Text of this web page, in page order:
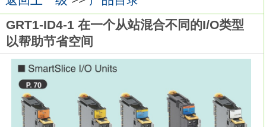
GRT1-ID4-1 在一个从站混合不同的I/O类型
以帮助节省空间